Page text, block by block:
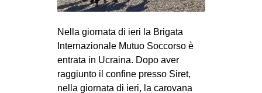
Nella giornata di ieri la Brigata
Internazionale Mutuo Soccorso è
entrata in Ucraina. Dopo aver
raggiunto il confine presso Siret,
nella giornata di ieri, la carovana